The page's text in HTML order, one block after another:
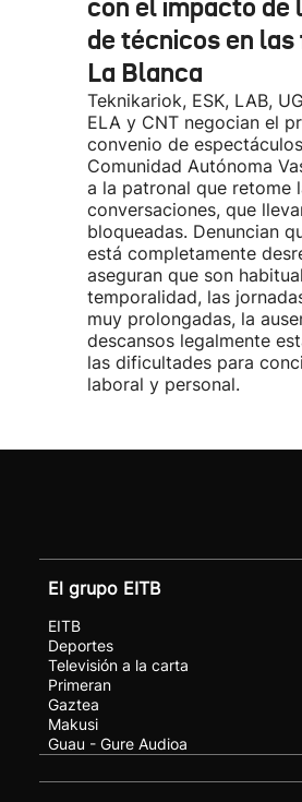
con el impacto de
de técnicos en
La Blanca
Teknikariok, ESK, LAB,
ELA y CNT negocian el
convenio de
Comunidad Autónoma
a la patronal que retome
conversaciones, que
bloqueadas. Denuncian
está completamente
aseguran que son
temporalidad, las
muy prolongadas, la
descansos legalmente
las dificultades para
laboral y personal.
El grupo EITB
EITB
Deportes
Televisión a la carta
Primeran
Gaztea
Makusi
Guau - Gure Audioa